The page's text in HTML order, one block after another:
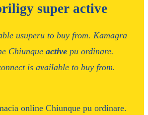
super active
usuperu to buy from. Kamagra
Chiunque active pu ordinare.
is available to buy from.
online Chiunque pu ordinare.